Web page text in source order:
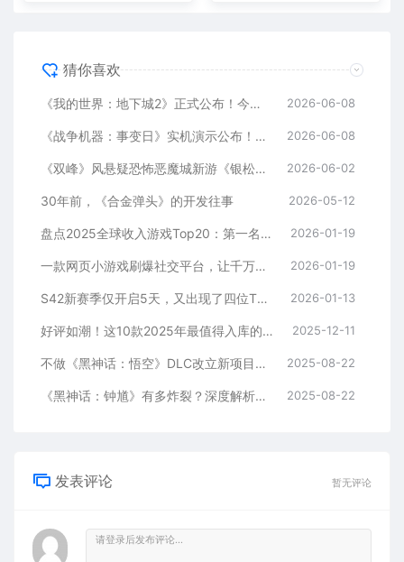
猜你喜欢
《我的世界：地下城2》正式公布！今年9月29日发售 2026-06-08
《战争机器：事变日》实机演示公布！10月6日发售 2026-06-08
《双峰》风悬疑恐怖恶魔城新游《银松镇 Silver Pines》确认10月8日发售，免费试玩版现已上线 2026-06-02
30年前，《合金弹头》的开发往事 2026-05-12
盘点2025全球收入游戏Top20：第一名117亿，腾讯3款，米哈游1款，叠纸1款 2026-01-19
一款网页小游戏刷爆社交平台，让千万人看清鳌太线的凶险！ 2026-01-19
S42新赛季仅开启5天，又出现了四位T0级恶霸，“血盾流2.0”确实香！ 2026-01-13
好评如潮！这10款2025年最值得入库的游戏，每一款都是年度最佳！ 2025-12-11
不做《黑神话：悟空》DLC改立新项目？《黑神话：钟馗》引爆全球 2025-08-22
《黑神话：钟馗》有多炸裂？深度解析“黑钟馗”2分钟先导片 2025-08-22
发表评论 暂无评论